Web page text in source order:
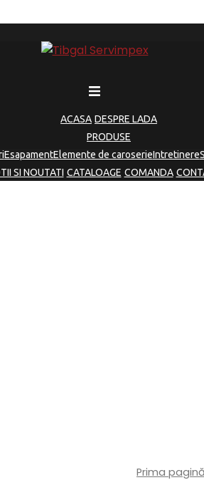
ACASA DESPRE LADA
PRODUSE
EsapamentElemente de caroserieIntretinere
SI NOUTATI CATALOAGE COMANDA
Prima pagină